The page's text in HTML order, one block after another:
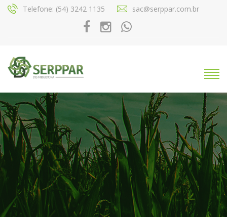
Telefone: (54) 3242 1135 sac@serppar.com.br